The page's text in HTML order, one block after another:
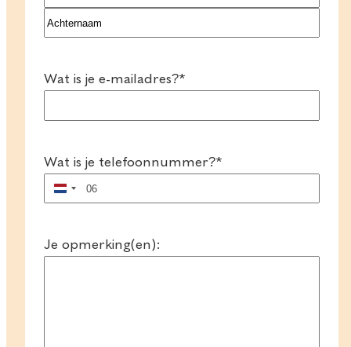
Voornaam
Wat is je e-mailadres?*
Wat is je telefoonnummer?*
Nederland
Je opmerking(en):